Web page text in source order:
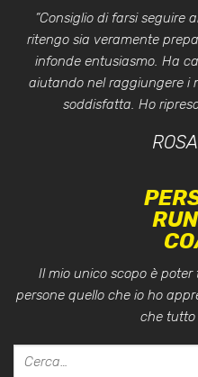
“Consiglio di farsi seguire
ritengo sia veramente
infonde entusiasmo. Ha
aiutando nel raggiungere i
soddisfatta. Ho
Il mio unico scopo è
persone quello che io ho
che tutto